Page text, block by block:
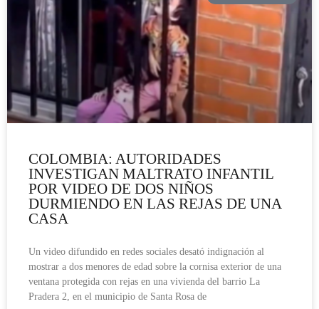
COLOMBIA: AUTORIDADES
INVESTIGAN MALTRATO INFANTIL
POR VIDEO DE DOS NIÑOS
DURMIENDO EN LAS REJAS DE UNA
CASA
Un video difundido en redes sociales desató indignación al
mostrar a dos menores de edad sobre la cornisa exterior de una
ventana protegida con rejas en una vivienda del barrio La
Pradera 2, en el municipio de Santa Rosa de